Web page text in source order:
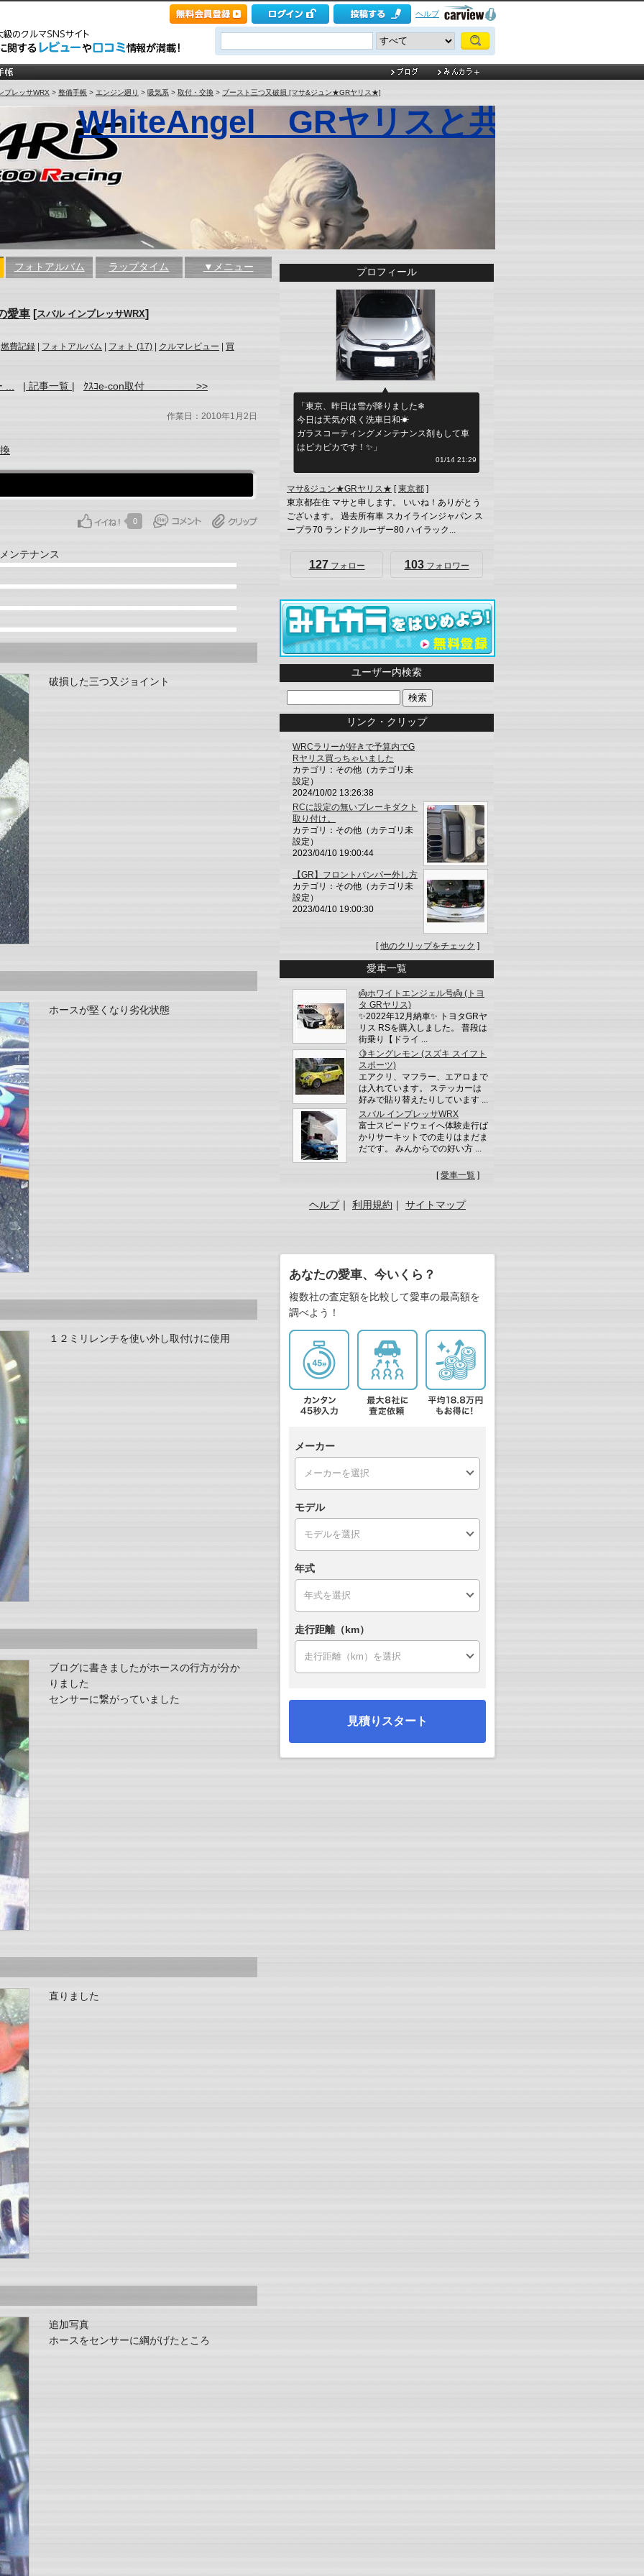
ヘルプ
プレッサWRX > 整備手帳 > エンジン廻り > 吸気系 > 取付・交換 > ブースト三つ又破損 [マサ&ジュン★GRヤリス★]
WhiteAngel GRヤリスと共に
フォトアルバム ラップタイム ▼メニュー
愛車 [スバル インプレッサWRX]
燃費記録 フォトアルバム フォト (17) クルマレビュー 買
| 記事一覧 | ｸｽｺe-con取付 >>
作業日：2010年1月2日
0
ンテナンス
破損した三つ又ジョイント
ホースが堅くなり劣化状態
１２ミリレンチを使い外し取付けに使用
ブログに書きましたがホースの行方が分か
りました
センサーに繋がっていました
直りました
追加写真
ホースをセンサーに綱がげたところ
プロフィール
「東京、昨日は雪が降りました❄
今日は天気が良く洗車日和☀︎
ガラスコーティングメンテナンス剤もして車
はピカピカです！✨」
01/14 21:29
マサ&ジュン★GRヤリス★ [東京都 ]
東京都在住 マサと申します。 いいね！ありがとう
ございます。 過去所有車 スカイラインジャパン ス
ープラ70 ランドクルーザー80 ハイラック...
127 フォロー 103フォロワー
ユーザー内検索
リンク・クリップ
WRCラリーが好きで予算内でG
Rヤリス買っちゃいました
カテゴリ：その他（カテゴリ未
設定）
2024/10/02 13:26:38
RCに設定の無いブレーキダクト
取り付け。
カテゴリ：その他（カテゴリ未
設定）
2023/04/10 19:00:44
【GR】フロントバンパー外し方
カテゴリ：その他（カテゴリ未
設定）
2023/04/10 19:00:30
[他のクリップをチェック ]
愛車一覧
👼ホワイトエンジェル号👼 (トヨ
タ GRヤリス)
✨2022年12月納車✨ トヨタGRヤ
リス RSを購入しました。 普段は
街乗り【ドライ ...
🍋キングレモン (スズキ スイフト
スポーツ)
エアクリ、マフラー、エアロまで
は入れています。 ステッカーは
好みで貼り替えたりしています ...
スバル インプレッサWRX
富士スピードウェイへ体験走行ば
かりサーキットでの走りはまだま
だです。 みんからでの好い方 ...
[愛車一覧 ]
ヘルプ｜ 利用規約 ｜ サイトマップ
あなたの愛車、今いくら？
複数社の査定額を比較して愛車の最高額を
調べよう！
メーカー
モデル
年式
走行距離（km）
見積りスタート